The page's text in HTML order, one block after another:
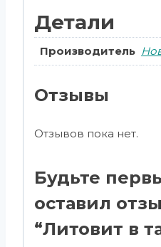
Детали
Производитель
Отзывы
Отзывов пока нет.
Будьте
оставил
“Литовит в